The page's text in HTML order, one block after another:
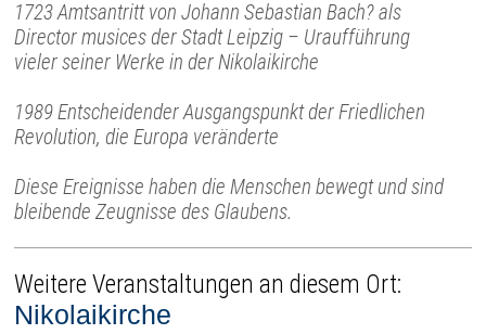
1723 Amtsantritt von Johann Sebastian Bach? als
Director musices der Stadt Leipzig – Uraufführung
vieler seiner Werke in der Nikolaikirche
1989 Entscheidender Ausgangspunkt der Friedlichen
Revolution, die Europa veränderte
Diese Ereignisse haben die Menschen bewegt und sind
bleibende Zeugnisse des Glaubens.
Weitere Veranstaltungen an diesem Ort:
Nikolaikirche